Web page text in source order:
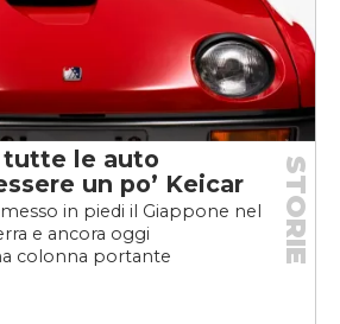
tutte le auto
un po’ Keicar
in piedi il Giappone nel
e ancora oggi
colonna portante
STORIE